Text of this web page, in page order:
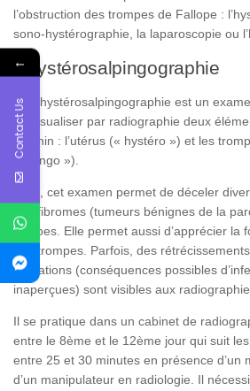
l’obstruction des trompes de Fallope :
sono-hystérographie, la laparoscopie ou
L’hystérosalpingographie
Une hystérosalpingographie est un
de visualiser par radiographie deux
féminin : l’utérus (« hystéro ») et les
salpingo »).
Ainsi, cet examen permet de déceler
des fibromes (tumeurs bénignes de la
polypes. Elle permet aussi d’apprécier la
des trompes. Parfois, des
altérations (conséquences possibles
inaperçues) sont visibles aux
Il se pratique dans un cabinet de
entre le 8ème et le 12ème jour qui suit
entre 25 et 30 minutes en présence d’un
d’un manipulateur en radiologie. Il
←
Contact Us